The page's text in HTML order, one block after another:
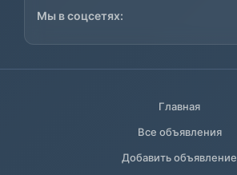
Мы в соцсетях:
Главная
Все объявления
Добавить объявление